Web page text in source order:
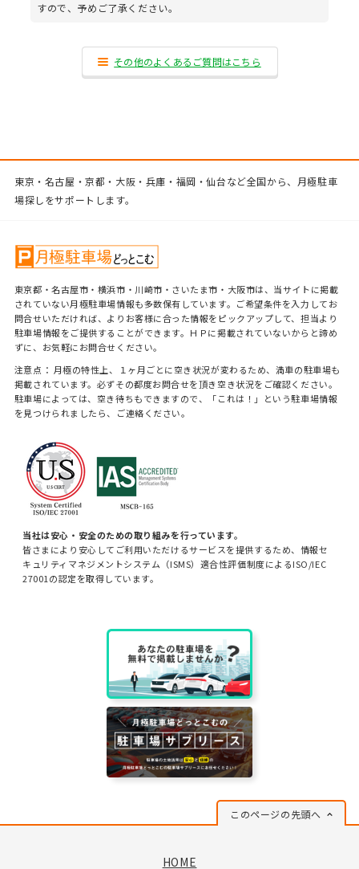
すので、予めご了承ください。
その他のよくあるご質問はこちら
東京・名古屋・京都・大阪・兵庫・福岡・仙台など全国から、月極駐車
場探しをサポートします。
東京都・名古屋市・横浜市・川崎市・さいたま市・大阪市は、当サイトに掲載
されていない月極駐車場情報も多数保有しています。ご希望条件を入力してお
問合せいただければ、よりお客様に合った情報をピックアップして、担当より
駐車場情報をご提供することができます。ＨＰに掲載されていないからと諦め
ずに、お気軽にお問合せください。
注意点： 月極の特性上、１ヶ月ごとに空き状況が変わるため、満車の駐車場も
掲載されています。必ずその都度お問合せを頂き空き状況をご確認ください。
駐車場によっては、空き待ちもできますので、「これは！」という駐車場情報
を見つけられましたら、ご連絡ください。
当社は安心・安全のための取り組みを行っています。
皆さまにより安心してご利用いただけるサービスを提供するため、情報セ
キュリティマネジメントシステム（ISMS）適合性評価制度によるISO/IEC
27001の認定を取得しています。
このページの先頭へ
HOME